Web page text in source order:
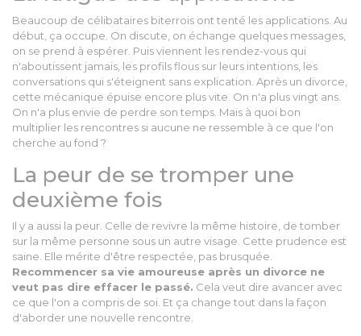
Beaucoup de célibataires biterrois ont tenté les applications. Au
début, ça occupe. On discute, on échange quelques messages,
on se prend à espérer. Puis viennent les rendez-vous qui
n'aboutissent jamais, les profils flous sur leurs intentions, les
conversations qui s'éteignent sans explication. Après un divorce,
cette mécanique épuise encore plus vite. On n'a plus vingt ans.
On n'a plus envie de perdre son temps. Mais à quoi bon
multiplier les rencontres si aucune ne ressemble à ce que l'on
cherche au fond ?
La peur de se tromper une
deuxième fois
Il y a aussi la peur. Celle de revivre la même histoire, de tomber
sur la même personne sous un autre visage. Cette prudence est
saine. Elle mérite d'être respectée, pas brusquée.
Recommencer sa vie amoureuse après un divorce ne
veut pas dire effacer le passé. Cela veut dire avancer avec
ce que l'on a compris de soi. Et ça change tout dans la façon
d'aborder une nouvelle rencontre.